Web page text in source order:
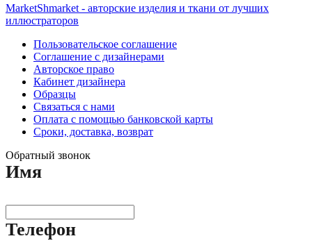
MarketShmarket - авторские изделия и ткани от лучших
иллюстраторов
Пользовательское соглашение
Соглашение с дизайнерами
Авторское право
Кабинет дизайнера
Образцы
Связаться с нами
Оплата с помощью банковской карты
Сроки, доставка, возврат
Обратный звонок
Имя
Телефон